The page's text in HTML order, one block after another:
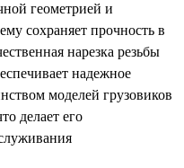
геометрией и
сохраняет прочность в
нарезка резьбы
надежное
моделей грузовиков
делает его